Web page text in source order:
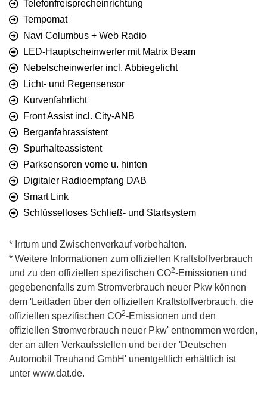
Telefonfreisprecheinrichtung
Tempomat
Navi Columbus + Web Radio
LED-Hauptscheinwerfer mit Matrix Beam
Nebelscheinwerfer incl. Abbiegelicht
Licht- und Regensensor
Kurvenfahrlicht
Front Assist incl. City-ANB
Berganfahrassistent
Spurhalteassistent
Parksensoren vorne u. hinten
Digitaler Radioempfang DAB
Smart Link
Schlüsselloses Schließ- und Startsystem
* Irrtum und Zwischenverkauf vorbehalten.
* Weitere Informationen zum offiziellen Kraftstoffverbrauch
und zu den offiziellen spezifischen CO2-Emissionen und
gegebenenfalls zum Stromverbrauch neuer Pkw können
dem 'Leitfaden über den offiziellen Kraftstoffverbrauch, die
offiziellen spezifischen CO2-Emissionen und den
offiziellen Stromverbrauch neuer Pkw' entnommen werden,
der an allen Verkaufsstellen und bei der 'Deutschen
Automobil Treuhand GmbH' unentgeltlich erhältlich ist
unter www.dat.de.